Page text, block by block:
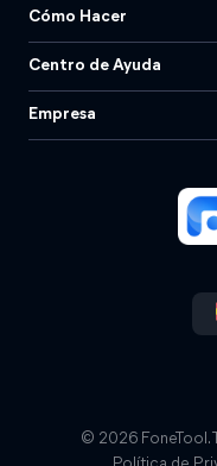
Cómo Hacer
Centro de Ayuda
Empresa
© 2026 FoneTool.